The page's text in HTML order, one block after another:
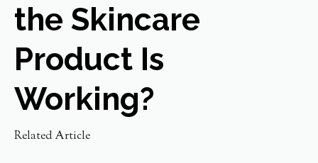
the Skincare
Product Is
Working?
Related Article